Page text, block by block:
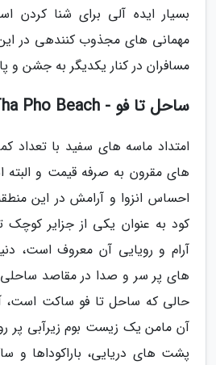
بسیار ایده آلی برای شنا
مهمانی های مجذوب کنندهی در
مسافران در کنار یکدیگر به جشن و
ساحل تا فو - Tha Pho Beach
امتداد ماسه های سفید با تعداد
های مقرون به صرفه قیمت و البته
احساس انزوا و آرامش در این
کود به عنوان یکی از جزایر کوچک
آرام و رویایی آن معروف است،
های پر سر و صدا در مقاصد ساحلی
حالی که ساحل تا فو ساکت است،
آن مامن یک زیست بوم زیرآبی پر
پشت های دریایی، باراکوداها و